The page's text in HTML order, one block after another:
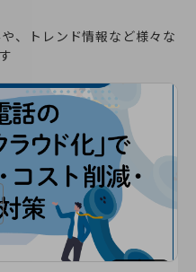
、トレンド情報など様々な